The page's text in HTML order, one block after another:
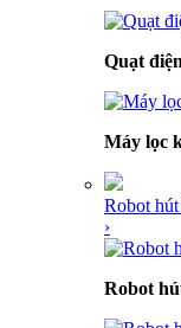
Quạt điện
Máy lọc
Robot
›
Robot